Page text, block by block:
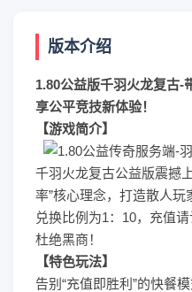
版本介绍
1.80公益版千羽火龙复古-
享公平竞技新体验！
【游戏简介】
千羽火龙复古公益版震撼
率”核心理念，打造散人
兑换比例为1：10，充值
杜绝黑商！
【特色玩法】
告别“充值即胜利”的快餐